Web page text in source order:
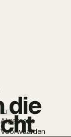
LI
Algemene
Voorwaarden
die